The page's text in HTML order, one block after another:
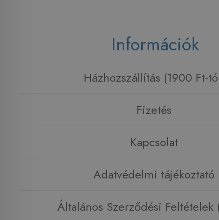
Információk
Házhozszállítás (1900 Ft-
Fizetés
Kapcsolat
Adatvédelmi tájékoztató
Általános Szerződési Feltételek